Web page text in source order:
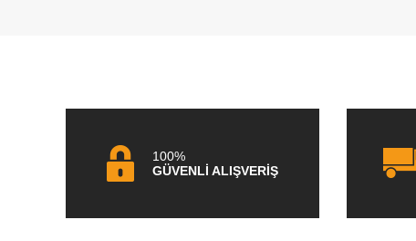
100%
GÜVENLİ ALIŞVERİŞ